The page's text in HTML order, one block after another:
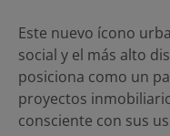
Este nuevo ícono
social y el más alto
posiciona como un
proyectos
consciente con sus